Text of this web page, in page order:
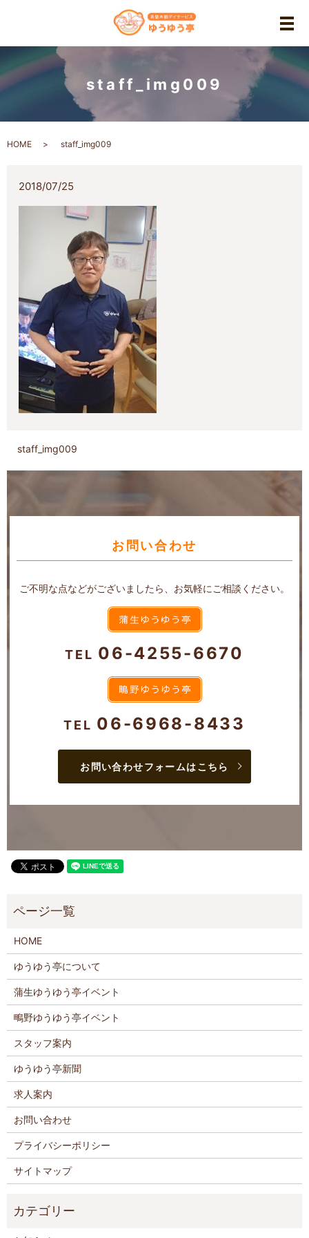
メ
staff_img009
HOME staff_img009
2018/07/25
staff_img009
お問い合わせ
ご不明な点などがございましたら、お気軽にご相談ください。
TEL 06-4255-6670
TEL 06-6968-8433
お問い合わせフォームはこちら
HOME
ゆうゆう亭について
蒲生ゆうゆう亭イベント
鴫野ゆうゆう亭イベント
スタッフ案内
ゆうゆう亭新聞
求人案内
お問い合わせ
プライバシーポリシー
サイトマップ